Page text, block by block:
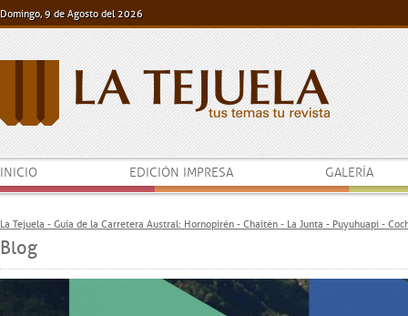
Domingo, 9 de Agosto del 2026
INICIO EDICIÓN IMPRESA GALERÍA
La Tejuela - Guía de la Carretera Austral: Hornopirén - Chaitén - La Junta - Puyuhuapi -
Blog